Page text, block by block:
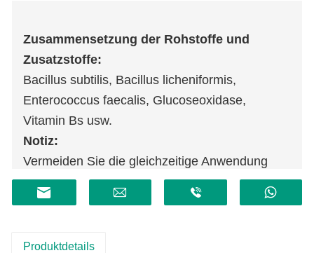
Zusammensetzung der Rohstoffe und
Zusatzstoffe:
Bacillus subtilis, Bacillus licheniformis,
Enterococcus faecalis, Glucoseoxidase,
Vitamin Bs usw.
Notiz:
Vermeiden Sie die gleichzeitige Anwendung
von Antibiotika, Anthelminthika und
Desinfektionsmitteln und verwenden Sie sie im
Paket:5g/Beutel
Produktdetails